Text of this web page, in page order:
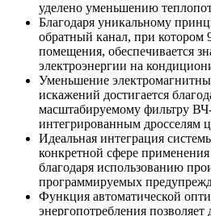
уделено уменьшению
Благодаря уникальному
обратный канал, при котором
помещения, обеспечивается
электроэнергии на
Уменьшение
искажений достигается
масштабируемому фильтру
интегрированным дросселям
Идеальная интеграция
конкретной сфере
благодаря использованию
программируемых
Функция автоматической
энергопотребления